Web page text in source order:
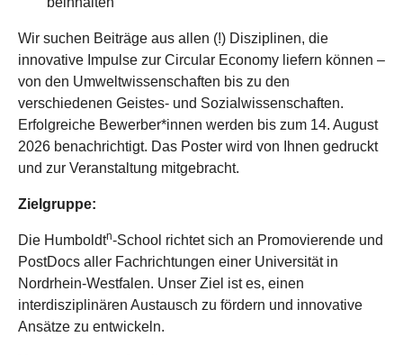
Wir suchen Beiträge aus allen (!) Disziplinen, die
innovative Impulse zur Circular Economy liefern können –
von den Umweltwissenschaften bis zu den
verschiedenen Geistes- und Sozialwissenschaften.
Erfolgreiche Bewerber*innen werden bis zum 14. August
2026 benachrichtigt. Das Poster wird von Ihnen gedruckt
und zur Veranstaltung mitgebracht.
Zielgruppe:
Die Humboldtn-School richtet sich an Promovierende und
PostDocs aller Fachrichtungen einer Universität in
Nordrhein-Westfalen. Unser Ziel ist es, einen
interdisziplinären Austausch zu fördern und innovative
Ansätze zu entwickeln.